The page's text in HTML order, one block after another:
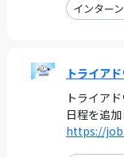
インター
トライア
トライア
日程を追加
https://